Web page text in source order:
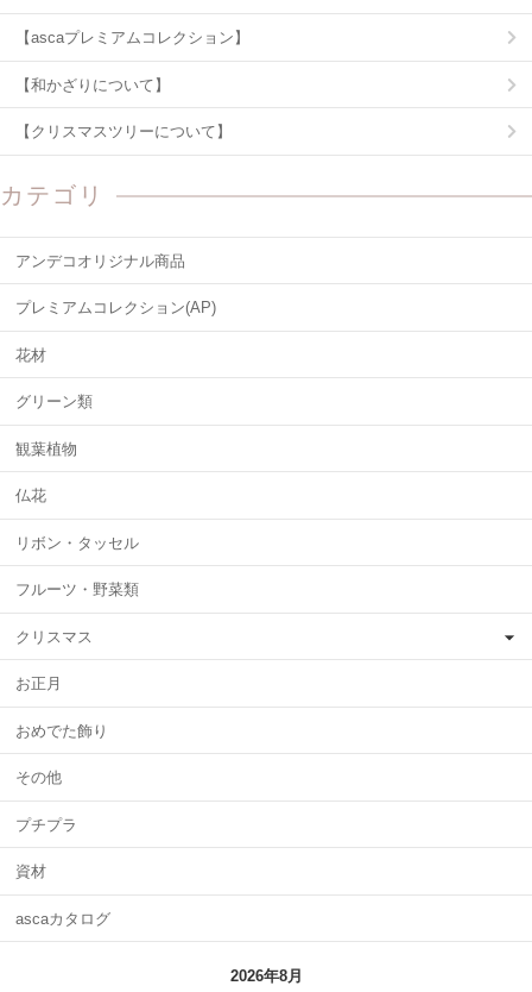
【ascaプレミアムコレクション】
【和かざりについて】
【クリスマスツリーについて】
カテゴリ
アンデコオリジナル商品
プレミアムコレクション(AP)
花材
グリーン類
観葉植物
仏花
リボン・タッセル
フルーツ・野菜類
クリスマス
お正月
おめでた飾り
その他
プチプラ
資材
ascaカタログ
2026年8月